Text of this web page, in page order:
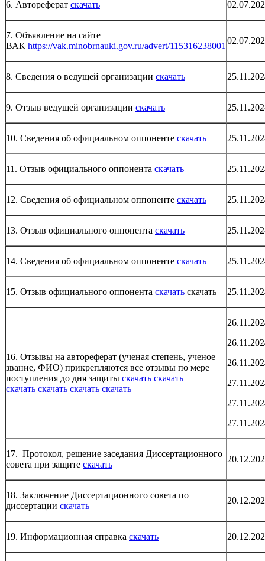
6. Автореферат скачать
7. Объявление на сайте
ВАК https://vak.minobrnauki.gov.ru/advert/115316238001
8. Сведения о ведущей организации скачать
9. Отзыв ведущей организации скачать
10. Сведения об официальном оппоненте скачать
11. Отзыв официального оппонента скачать
12. Сведения об официальном оппоненте скачать
13. Отзыв официального оппонента скачать
14. Сведения об официальном оппоненте скачать
15. Отзыв официального оппонента скачать скачать
16. Отзывы на автореферат (ученая степень, ученое
звание, ФИО) прикрепляются все отзывы по мере
поступления до дня защиты скачать скачать
скачать скачать скачать скачать
17. Протокол, решение заседания Диссертационного
совета при защите скачать
18. Заключение Диссертационного совета по
диссертации скачать
19. Информационная справка скачать